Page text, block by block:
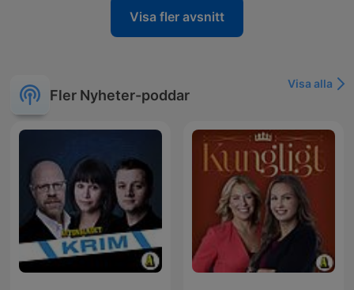
Visa fler avsnitt
Fler Nyheter-poddar
Visa alla